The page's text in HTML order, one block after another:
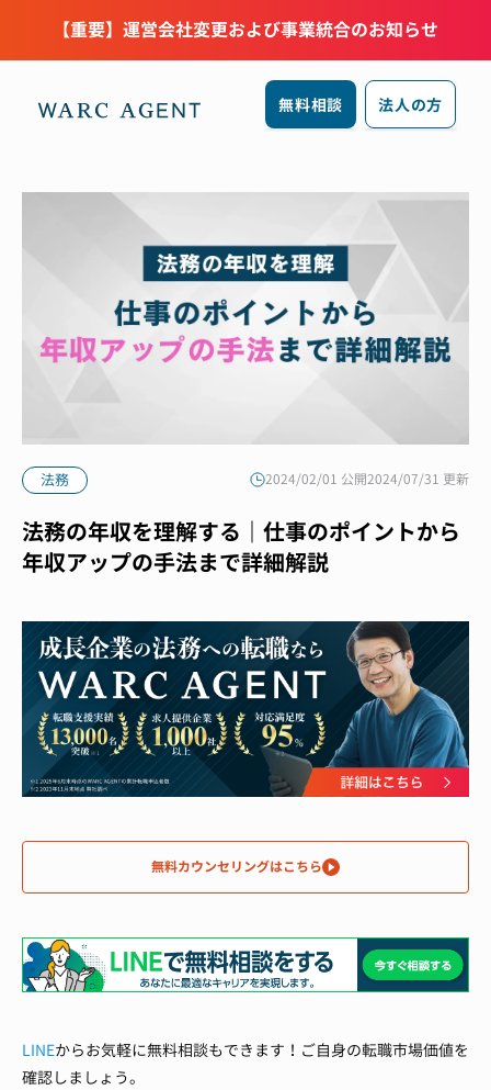
【重要】運営会社変更および事業統合のお知らせ
無料相談 法人の方
法務 2024/02/01 公開2024/07/31 更新
法務の年収を理解する｜仕事のポイントから
年収アップの手法まで詳細解説
無料カウンセリングはこちら
LINEからお気軽に無料相談もできます！ご自身の転職市場価値を
確認しましょう。